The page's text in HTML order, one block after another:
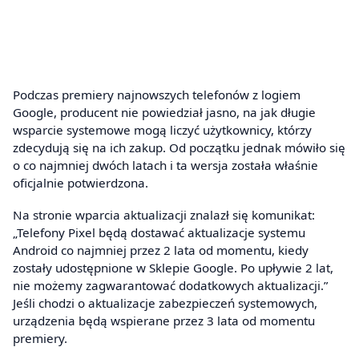
Podczas premiery najnowszych telefonów z logiem
Google, producent nie powiedział jasno, na jak długie
wsparcie systemowe mogą liczyć użytkownicy, którzy
zdecydują się na ich zakup. Od początku jednak mówiło się
o co najmniej dwóch latach i ta wersja została właśnie
oficjalnie potwierdzona.
Na stronie wparcia aktualizacji znalazł się komunikat:
„Telefony Pixel będą dostawać aktualizacje systemu
Android co najmniej przez 2 lata od momentu, kiedy
zostały udostępnione w Sklepie Google. Po upływie 2 lat,
nie możemy zagwarantować dodatkowych aktualizacji.”
Jeśli chodzi o aktualizacje zabezpieczeń systemowych,
urządzenia będą wspierane przez 3 lata od momentu
premiery.